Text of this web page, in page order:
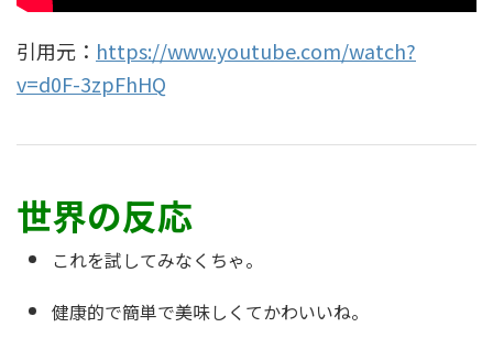
引用元： https://www.youtube.com/watch?
v=d0F-3zpFhHQ
世界の反応
これを試してみなくちゃ。
健康的で簡単で美味しくてかわいいね。